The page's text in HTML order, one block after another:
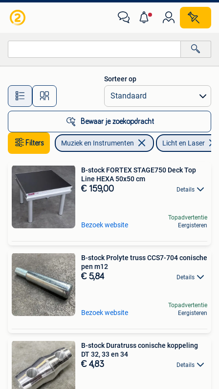
Alle afstanden…
Sorteer op
Bewaar je zoekopdracht
Filters Muziek en Instrumenten Licht en Laser
B-stock FORTEX STAGE750 Deck Top
Line HEXA 50x50 cm
€ 159,00 Details
Bezoek website
Topadvertentie
Eergisteren
B-stock Prolyte truss CCS7-704 conische
pen m12
€ 5,84 Details
Bezoek website
Topadvertentie
Eergisteren
B-stock Duratruss conische koppeling
DT 32, 33 en 34
€ 4,83 Details